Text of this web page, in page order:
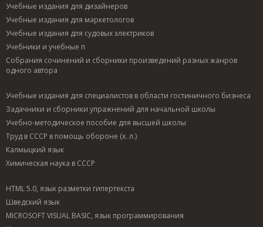
Учебные издания для дизайнеров
Учебные издания для маркетологов
Учебные издания для судовых электриков
Учебники и учебные п
Собрания сочинений и сборники произведений разных жанров
одного автора
Учебные издания для специалистов в области гостиничного бизнеса
Задачники и сборники упражнений для начальной школы
Учебно-методическое пособие для высшей школы
Труд в СССР в помощь обороне (х. л.)
Калмыцкий язык
Химическая наука в СССР
HTML 5.0, язык разметки гипертекста
Шведский язык
MICROSOFT VISUAL BASIC, язык программирования